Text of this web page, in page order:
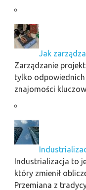
Jak
Zarządzanie
tylko
znajomości
Industrializacja to
który zmienił
Przemiana z